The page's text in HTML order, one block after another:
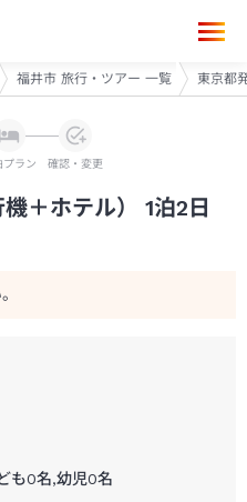
福井市 旅行・ツアー 一覧 東京都
プラン 確認・変更
＋ホテル） 1泊2日
も0名,幼児0名